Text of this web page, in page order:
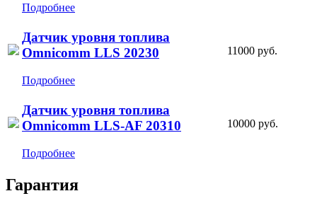
Подробнее
Датчик уровня топлива
Omnicomm LLS 20230
Подробнее
11000 руб.
Датчик уровня топлива
Omnicomm LLS-AF 20310
Подробнее
10000 руб.
Гарантия